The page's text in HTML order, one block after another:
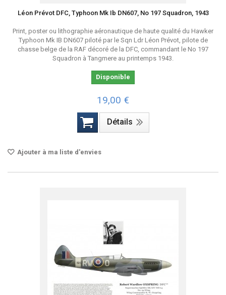
Léon Prévot DFC, Typhoon Mk Ib DN607, No 197 Squadron, 1943
Print, poster ou lithographie aéronautique de haute qualité du Hawker
Typhoon Mk IB DN607 piloté par le Sqn Ldr Léon Prévot, pilote de
chasse belge de la RAF décoré de la DFC, commandant le No 197
Squadron à Tangmere au printemps 1943.
Disponible
19,00 €
Détails
Ajouter à ma liste d'envies